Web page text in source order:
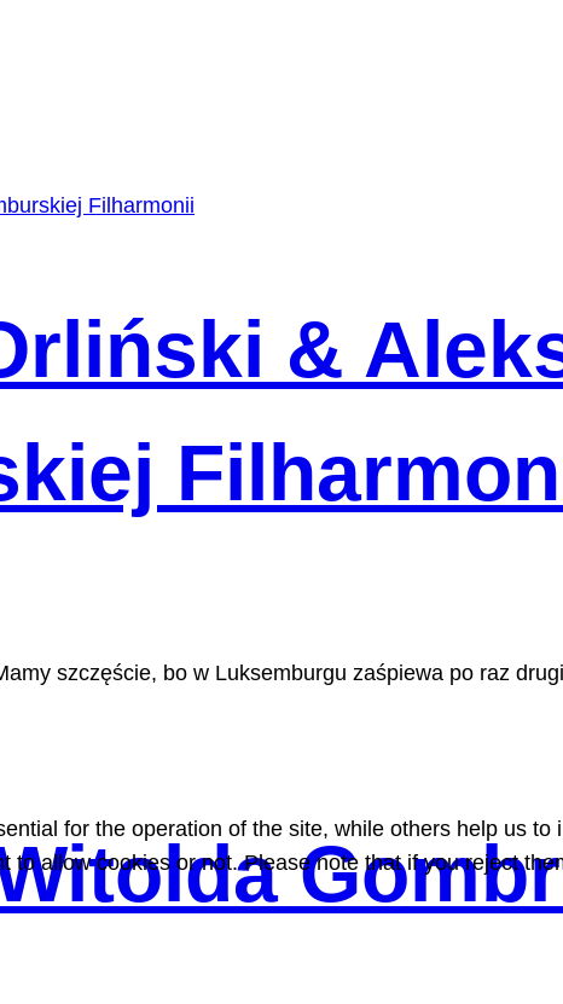
&
szczęście, bo w Luksemburgu zaśpiewa po raz
for the operation of the site, while others help us
to allow cookies or not. Please note that if you reject